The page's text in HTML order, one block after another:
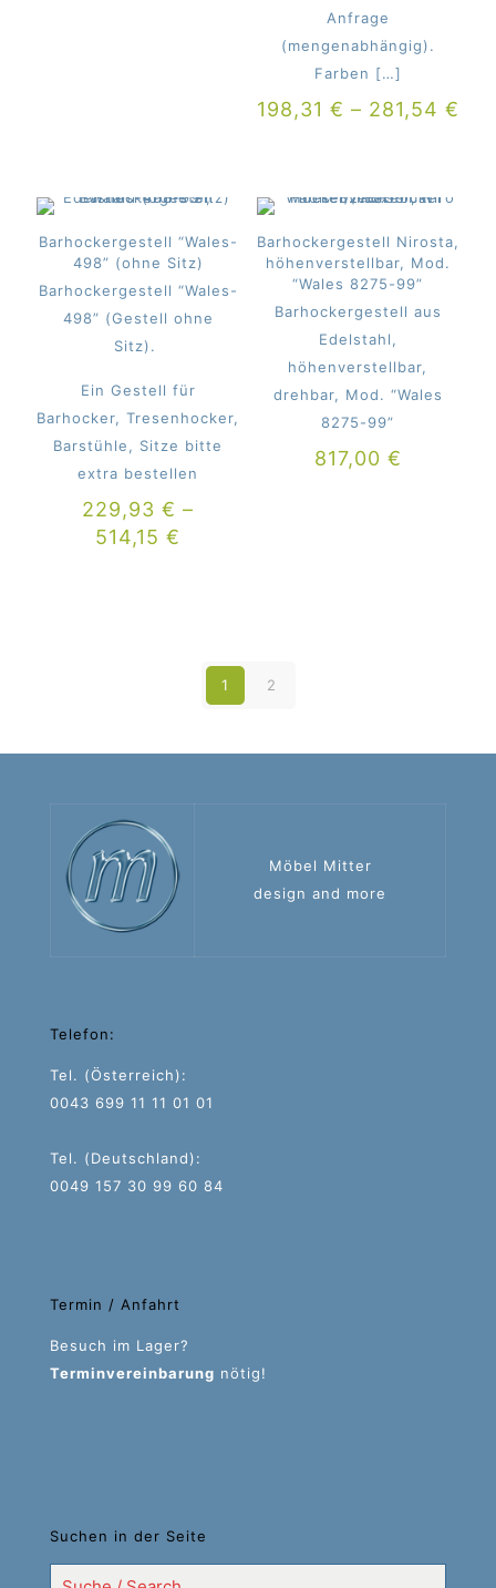
Anfrage
(mengenabhängig).
Farben […]
198,31 € – 281,54 €
Barhockergestell “Wales-
498” (ohne Sitz)
Barhockergestell “Wales-
498” (Gestell ohne
Sitz).
Ein Gestell für
Barhocker, Tresenhocker,
Barstühle, Sitze bitte
extra bestellen
229,93€ –
514,15€
Barhockergestell Nirosta,
höhenverstellbar, Mod.
“Wales 8275-99”
Barhockergestell aus
Edelstahl,
höhenverstellbar,
drehbar, Mod. “Wales
8275-99”
817,00 €
1 2
Möbel Mitter
design and more
Telefon:
Tel. (Österreich):
0043 699 11 11 01 01
Tel. (Deutschland):
0049 157 30 99 60 84
Termin / Anfahrt
Besuch im Lager?
Terminvereinbarung nötig!
Suchen in der Seite